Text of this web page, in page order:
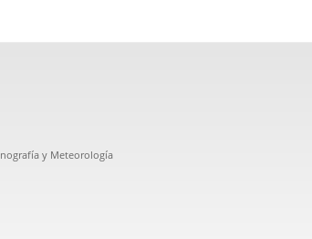
y Meteorología